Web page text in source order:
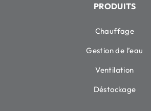
PRODUITS
Chauffage
Gestion de l’eau
Ventilation
Déstockage